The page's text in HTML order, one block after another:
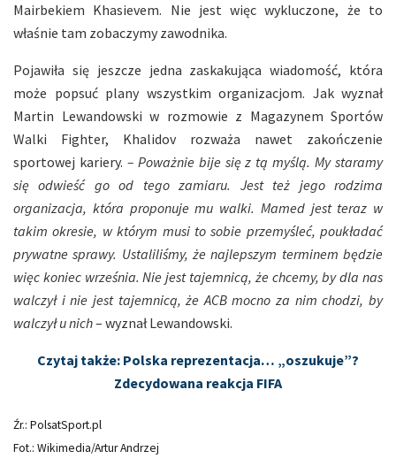
Mairbekiem Khasievem. Nie jest więc wykluczone, że to
właśnie tam zobaczymy zawodnika.
Pojawiła się jeszcze jedna zaskakująca wiadomość, która
może popsuć plany wszystkim organizacjom. Jak wyznał
Martin Lewandowski w rozmowie z Magazynem Sportów
Walki Fighter, Khalidov rozważa nawet zakończenie
sportowej kariery. – Poważnie bije się z tą myślą. My staramy
się odwieść go od tego zamiaru. Jest też jego rodzima
organizacja, która proponuje mu walki. Mamed jest teraz w
takim okresie, w którym musi to sobie przemyśleć, poukładać
prywatne sprawy. Ustaliliśmy, że najlepszym terminem będzie
więc koniec września. Nie jest tajemnicą, że chcemy, by dla nas
walczył i nie jest tajemnicą, że ACB mocno za nim chodzi, by
walczył u nich– wyznał Lewandowski.
Czytaj także: Polska reprezentacja… „oszukuje”?
Zdecydowana reakcja FIFA
Źr.: PolsatSport.pl
Fot.: Wikimedia/Artur Andrzej